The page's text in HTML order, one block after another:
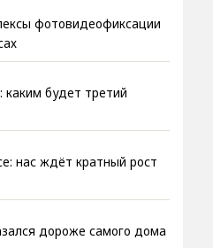
фотовидеофиксации
каким будет третий
нас ждёт кратный рост
дороже самого дома